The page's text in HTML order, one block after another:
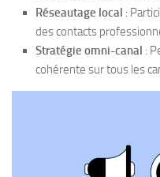
Réseautage local :
des contacts
Stratégie omni-canal :
cohérente sur tous les